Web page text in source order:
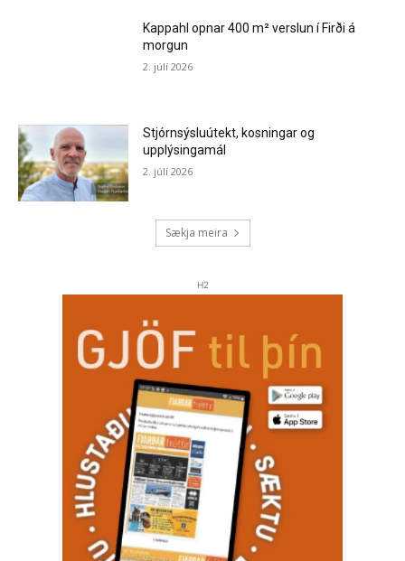
Kappahl opnar 400 m² verslun í Firði á
morgun
2. júlí 2026
Stjórnsýsluútekt, kosningar og
upplýsingamál
2. júlí 2026
Sækja meira
H2